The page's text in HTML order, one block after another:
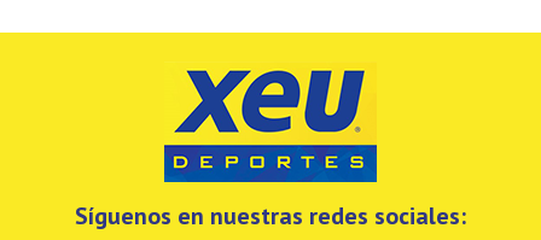
Síguenos en nuestras redes sociales: